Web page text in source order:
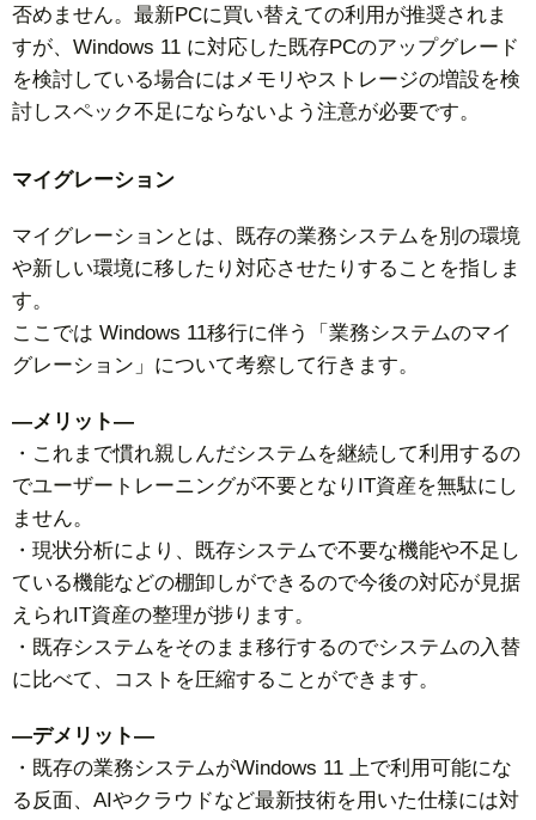
否めません。最新PCに買い替えての利用が推奨されま
すが、Windows 11 に対応した既存PCのアップグレード
を検討している場合にはメモリやストレージの増設を検
討しスペック不足にならないよう注意が必要です。
マイグレーション
マイグレーションとは、既存の業務システムを別の環境
や新しい環境に移したり対応させたりすることを指しま
す。
ここでは Windows 11移行に伴う「業務システムのマイ
グレーション」について考察して行きます。
—メリット—
・これまで慣れ親しんだシステムを継続して利用するの
でユーザートレーニングが不要となりIT資産を無駄にし
ません。
・現状分析により、既存システムで不要な機能や不足し
ている機能などの棚卸しができるので今後の対応が見据
えられIT資産の整理が捗ります。
・既存システムをそのまま移行するのでシステムの入替
に比べて、コストを圧縮することができます。
—デメリット—
・既存の業務システムがWindows 11 上で利用可能にな
る反面、AIやクラウドなど最新技術を用いた仕様には対